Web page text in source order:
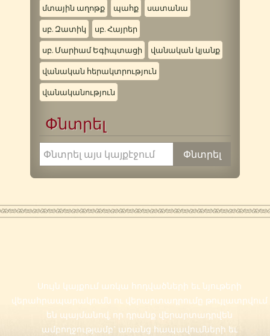
մտային աղոթք պահք սատանա
սբ. Զատիկ սբ. Հայրեր
սբ. Մարիամ Եգիպտացի վանական կյանք
վանական հերակտրություն
վանականություն
Փնտրել
Սույն կայքում առկա հոդվածների եւ նյութերի
վերահրապարակումն ու վերարտադրումը թույլատրվում
են պայմանով, որ դրանք վերարտադրվեն
ամբողջությամբ` առանց հապավումների եւ